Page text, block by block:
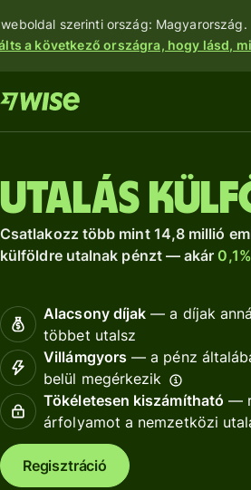
szerinti ország: Magyarország.
a következő országra, hogy lásd,
Utalás
Csatlakozz több mint 14,8 millió
külföldre utalnak pénzt — akár
Alacsony díjak — a díjak
többet utalsz
Villámgyors — a pénz
belül megérkezik
Tökéletesen kiszámítható —
árfolyamot a nemzetközi
Regisztráció